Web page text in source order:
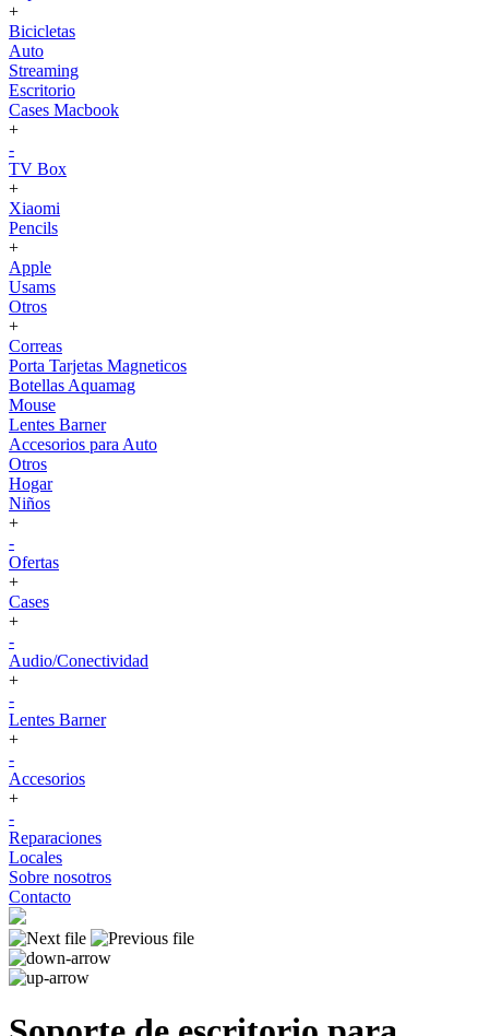
+
Bicicletas
Auto
Streaming
Escritorio
Cases Macbook
+
-
TV Box
+
Xiaomi
Pencils
+
Apple
Usams
Otros
+
Correas
Porta Tarjetas Magneticos
Botellas Aquamag
Mouse
Lentes Barner
Accesorios para Auto
Otros
Hogar
Niños
+
-
Ofertas
+
Cases
+
-
Audio/Conectividad
+
-
Lentes Barner
+
-
Accesorios
+
-
Reparaciones
Locales
Sobre nosotros
Contacto